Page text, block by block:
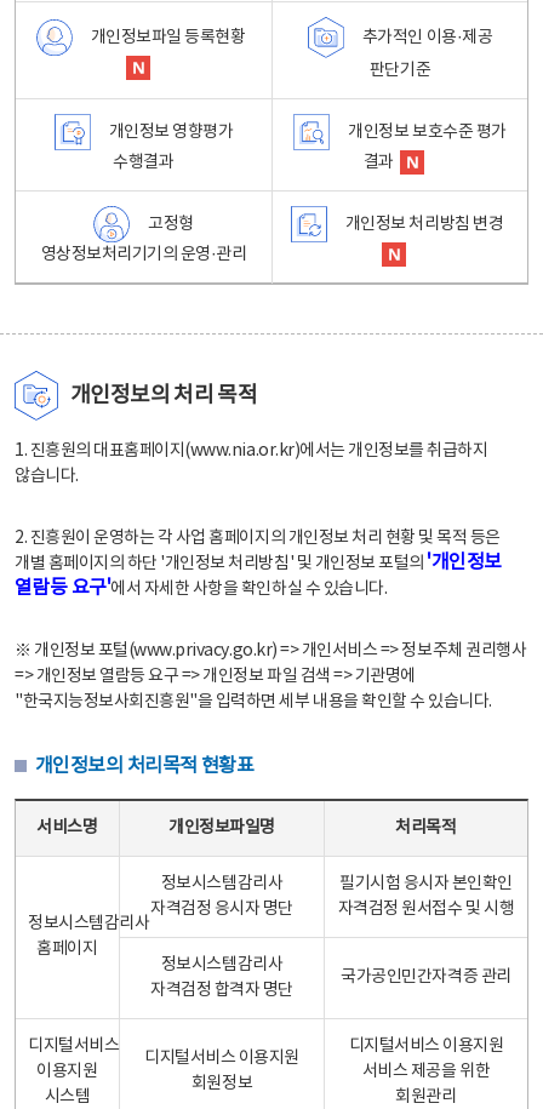
개인정보파일 등록현황
추가적인 이용·제공
판단기준
개인정보 영향평가
수행결과
개인정보 보호수준 평가
결과
고정형
영상정보처리기기의 운영·관리
개인정보 처리방침 변경
개인정보의 처리 목적
1. 진흥원의 대표홈페이지(www.nia.or.kr)에서는 개인정보를 취급하지
않습니다.
2. 진흥원이 운영하는 각 사업 홈페이지의 개인정보 처리 현황 및 목적 등은
개별 홈페이지의 하단 '개인정보 처리방침' 및 개인정보 포털의 '개인정보
열람등 요구'에서 자세한 사항을 확인하실 수 있습니다.
※ 개인정보 포털(www.privacy.go.kr) => 개인서비스 => 정보주체 권리행사
=> 개인정보 열람등 요구 => 개인정보 파일 검색 => 기관명에
"한국지능정보사회진흥원"을 입력하면 세부 내용을 확인할 수 있습니다.
개인정보의 처리목적 현황표
서비스명 개인정보파일명 처리목적
정보시스템감리사
홈페이지
정보시스템감리사
자격검정 응시자 명단
필기시험 응시자 본인확인
자격검정 원서접수 및 시행
정보시스템감리사
자격검정 합격자 명단
국가공인민간자격증 관리
디지털서비스
이용지원
시스템
디지털서비스 이용지원
회원정보
디지털서비스 이용지원
서비스 제공을 위한
회원관리